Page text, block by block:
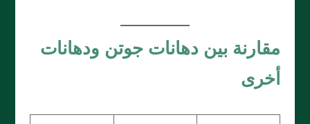
مقارنة بين دهانات جوتن ودهانات
أخرى